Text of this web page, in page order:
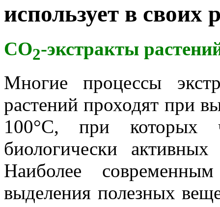
использует в своих
СО2-экстракты
Многие процессы
растений проходят при
100°С, при которых
биологически
Наиболее
выделения полезных